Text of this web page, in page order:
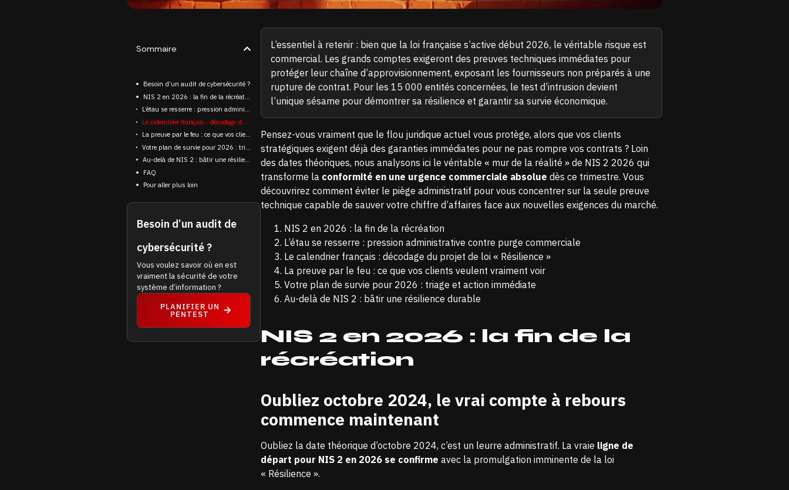
Sommaire
Besoin d’un audit de cybersécurité ?
NIS 2 en 2026 : la fin de la récréation
L’étau se resserre : pression administrative contre purge commerciale
La preuve par le feu : ce que vos clients veulent vraiment voir
Au-delà de NIS 2 : bâtir une résilience durable
FAQ
Pour aller plus loin
Besoin d’un audit de
cybersécurité ?
Vous voulez savoir où en est
vraiment la sécurité de votre
système d’information ?
PLANIFIER UN
PENTEST
L’essentiel à retenir : bien que la loi française s’active début 2026, le véritable risque est
commercial. Les grands comptes exigeront des preuves techniques immédiates pour
protéger leur chaîne d’approvisionnement, exposant les fournisseurs non préparés à une
rupture de contrat. Pour les 15 000 entités concernées, le test d’intrusion devient
l’unique sésame pour démontrer sa résilience et garantir sa survie économique.
Pensez-vous vraiment que le flou juridique actuel vous protège, alors que vos clients
stratégiques exigent déjà des garanties immédiates pour ne pas rompre vos contrats ? Loin
des dates théoriques, nous analysons ici le véritable « mur de la réalité » de NIS 2 2026 qui
transforme la conformité en une urgence commerciale absolue dès ce trimestre. Vous
découvrirez comment éviter le piège administratif pour vous concentrer sur la seule preuve
technique capable de sauver votre chiffre d’affaires face aux nouvelles exigences du marché.
NIS 2 en 2026 : la fin de la récréation
L’étau se resserre : pression administrative contre purge commerciale
Le calendrier français : décodage du projet de loi « Résilience »
La preuve par le feu : ce que vos clients veulent vraiment voir
Votre plan de survie pour 2026 : triage et action immédiate
Au-delà de NIS 2 : bâtir une résilience durable
NIS 2 en 2026 : la fin de la
récréation
Oubliez octobre 2024, le vrai compte à rebours
commence maintenant
Oubliez la date théorique d’octobre 2024, c’est un leurre administratif. La vraie ligne de
départ pour NIS 2 en 2026 se confirme avec la promulgation imminente de la loi
« Résilience ».